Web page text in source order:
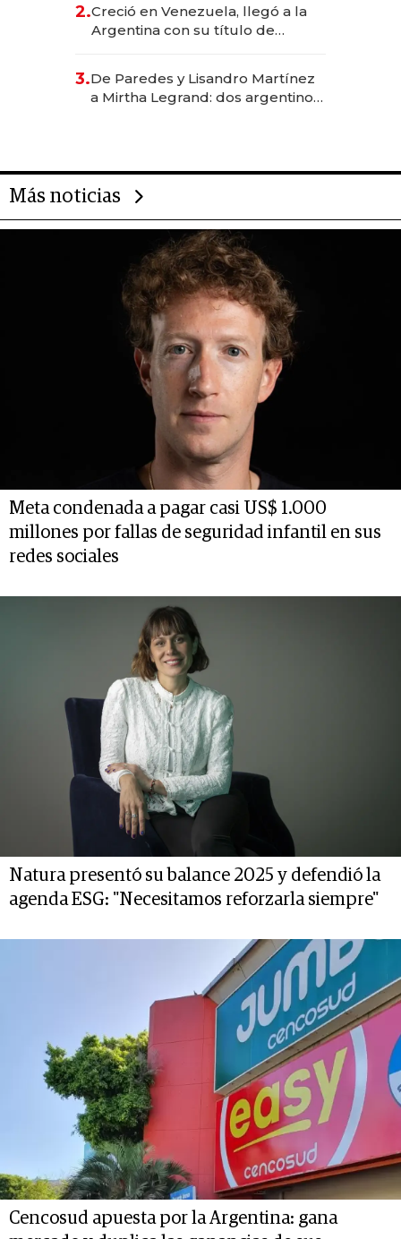
2.Creció en Venezuela, llegó a la
Argentina con su título de
las marcas "fast premium"
3.De Paredes y Lisandro Martínez
a Mirtha Legrand: dos argentinos
Más noticias
Meta condenada a pagar casi US$ 1.000
millones por fallas de seguridad infantil en sus
redes sociales
Natura presentó su balance 2025 y defendió la
agenda ESG: "Necesitamos reforzarla siempre"
Cencosud apuesta por la Argentina: gana